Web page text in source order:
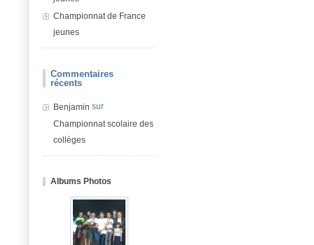
Championnat de France
jeunes
Commentaires
récents
Benjamin sur
Championnat scolaire des
collèges
Albums Photos